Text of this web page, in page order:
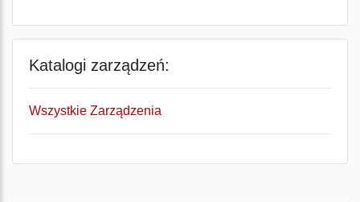
Katalogi zarządzeń:
Wszystkie Zarządzenia